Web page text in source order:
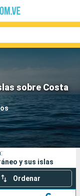
sobre Costa
Compañías
y sus islas
Ordenar